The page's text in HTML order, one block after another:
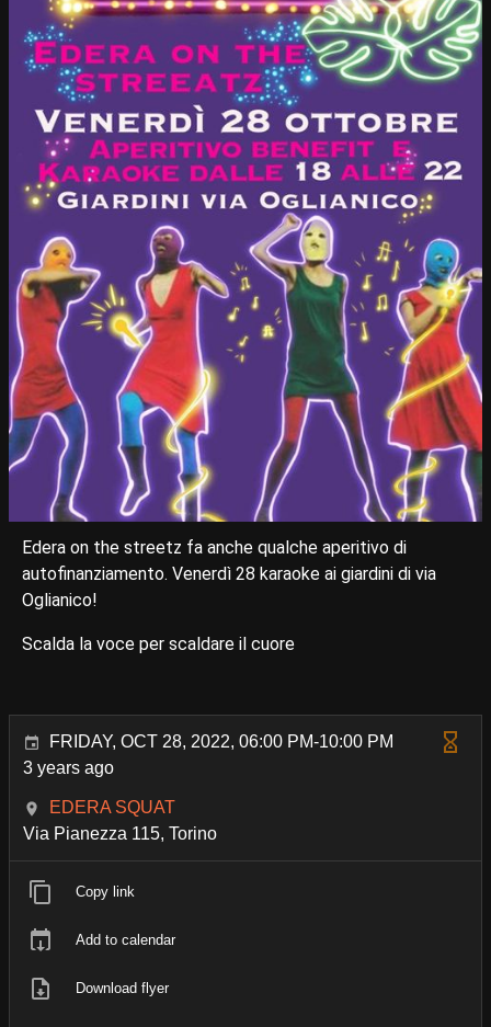
Edera on the streetz fa anche qualche aperitivo di
autofinanziamento. Venerdì 28 karaoke ai giardini di via
Oglianico!
Scalda la voce per scaldare il cuore
FRIDAY, OCT 28, 2022, 06:00 PM-10:00 PM
3 years ago
EDERA SQUAT
Via Pianezza 115, Torino
Copy link
Add to calendar
Download flyer